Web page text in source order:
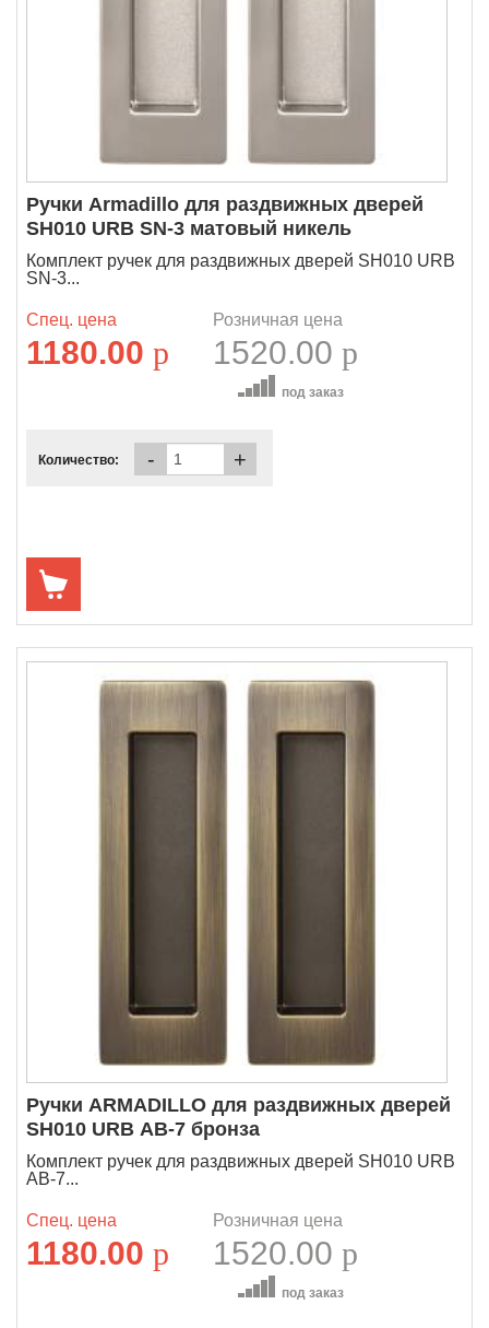
Ручки Armadillo для раздвижных дверей
SH010 URB SN-3 матовый никель
Комплект ручек для раздвижных дверей SH010 URB
SN-3...
Спец. цена
1180.00 p
Розничная цена
1520.00 p
под заказ
Количество: - +
Ручки ARMADILLO для раздвижных дверей
SH010 URB АВ-7 бронза
Комплект ручек для раздвижных дверей SH010 URB
АВ-7...
Спец. цена
1180.00 p
Розничная цена
1520.00 p
под заказ